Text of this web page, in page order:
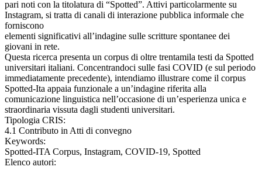
pari noti con la titolatura di “Spotted”. Attivi particolarmente su
Instagram, si tratta di canali di interazione pubblica informale che
forniscono
elementi significativi all’indagine sulle scritture spontanee dei
giovani in rete.
Questa ricerca presenta un corpus di oltre trentamila testi da Spotted
universitari italiani. Concentrandoci sulle fasi COVID (e sul periodo
immediatamente precedente), intendiamo illustrare come il corpus
Spotted-Ita appaia funzionale a un’indagine riferita alla
comunicazione linguistica nell’occasione di un’esperienza unica e
straordinaria vissuta dagli studenti universitari.
Tipologia CRIS:
4.1 Contributo in Atti di convegno
Keywords:
Spotted-ITA Corpus, Instagram, COVID-19, Spotted
Elenco autori: